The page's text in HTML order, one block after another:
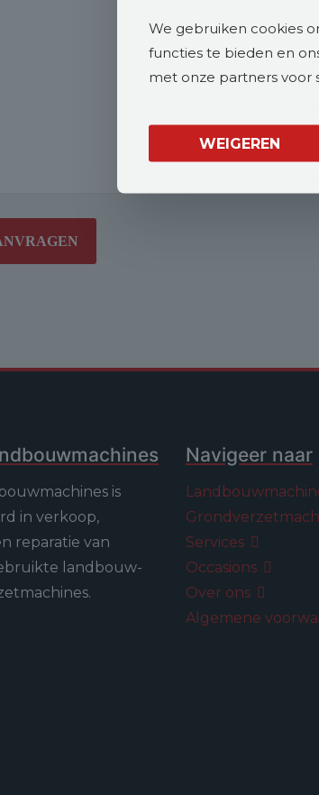
is
in verkoop,
reparatie van
landbouw-
Navigeer naar
Services
Occasions
Over ons
Algemene
We gebruiken cookies
functies te bieden en
met onze partners voor
WEIGEREN